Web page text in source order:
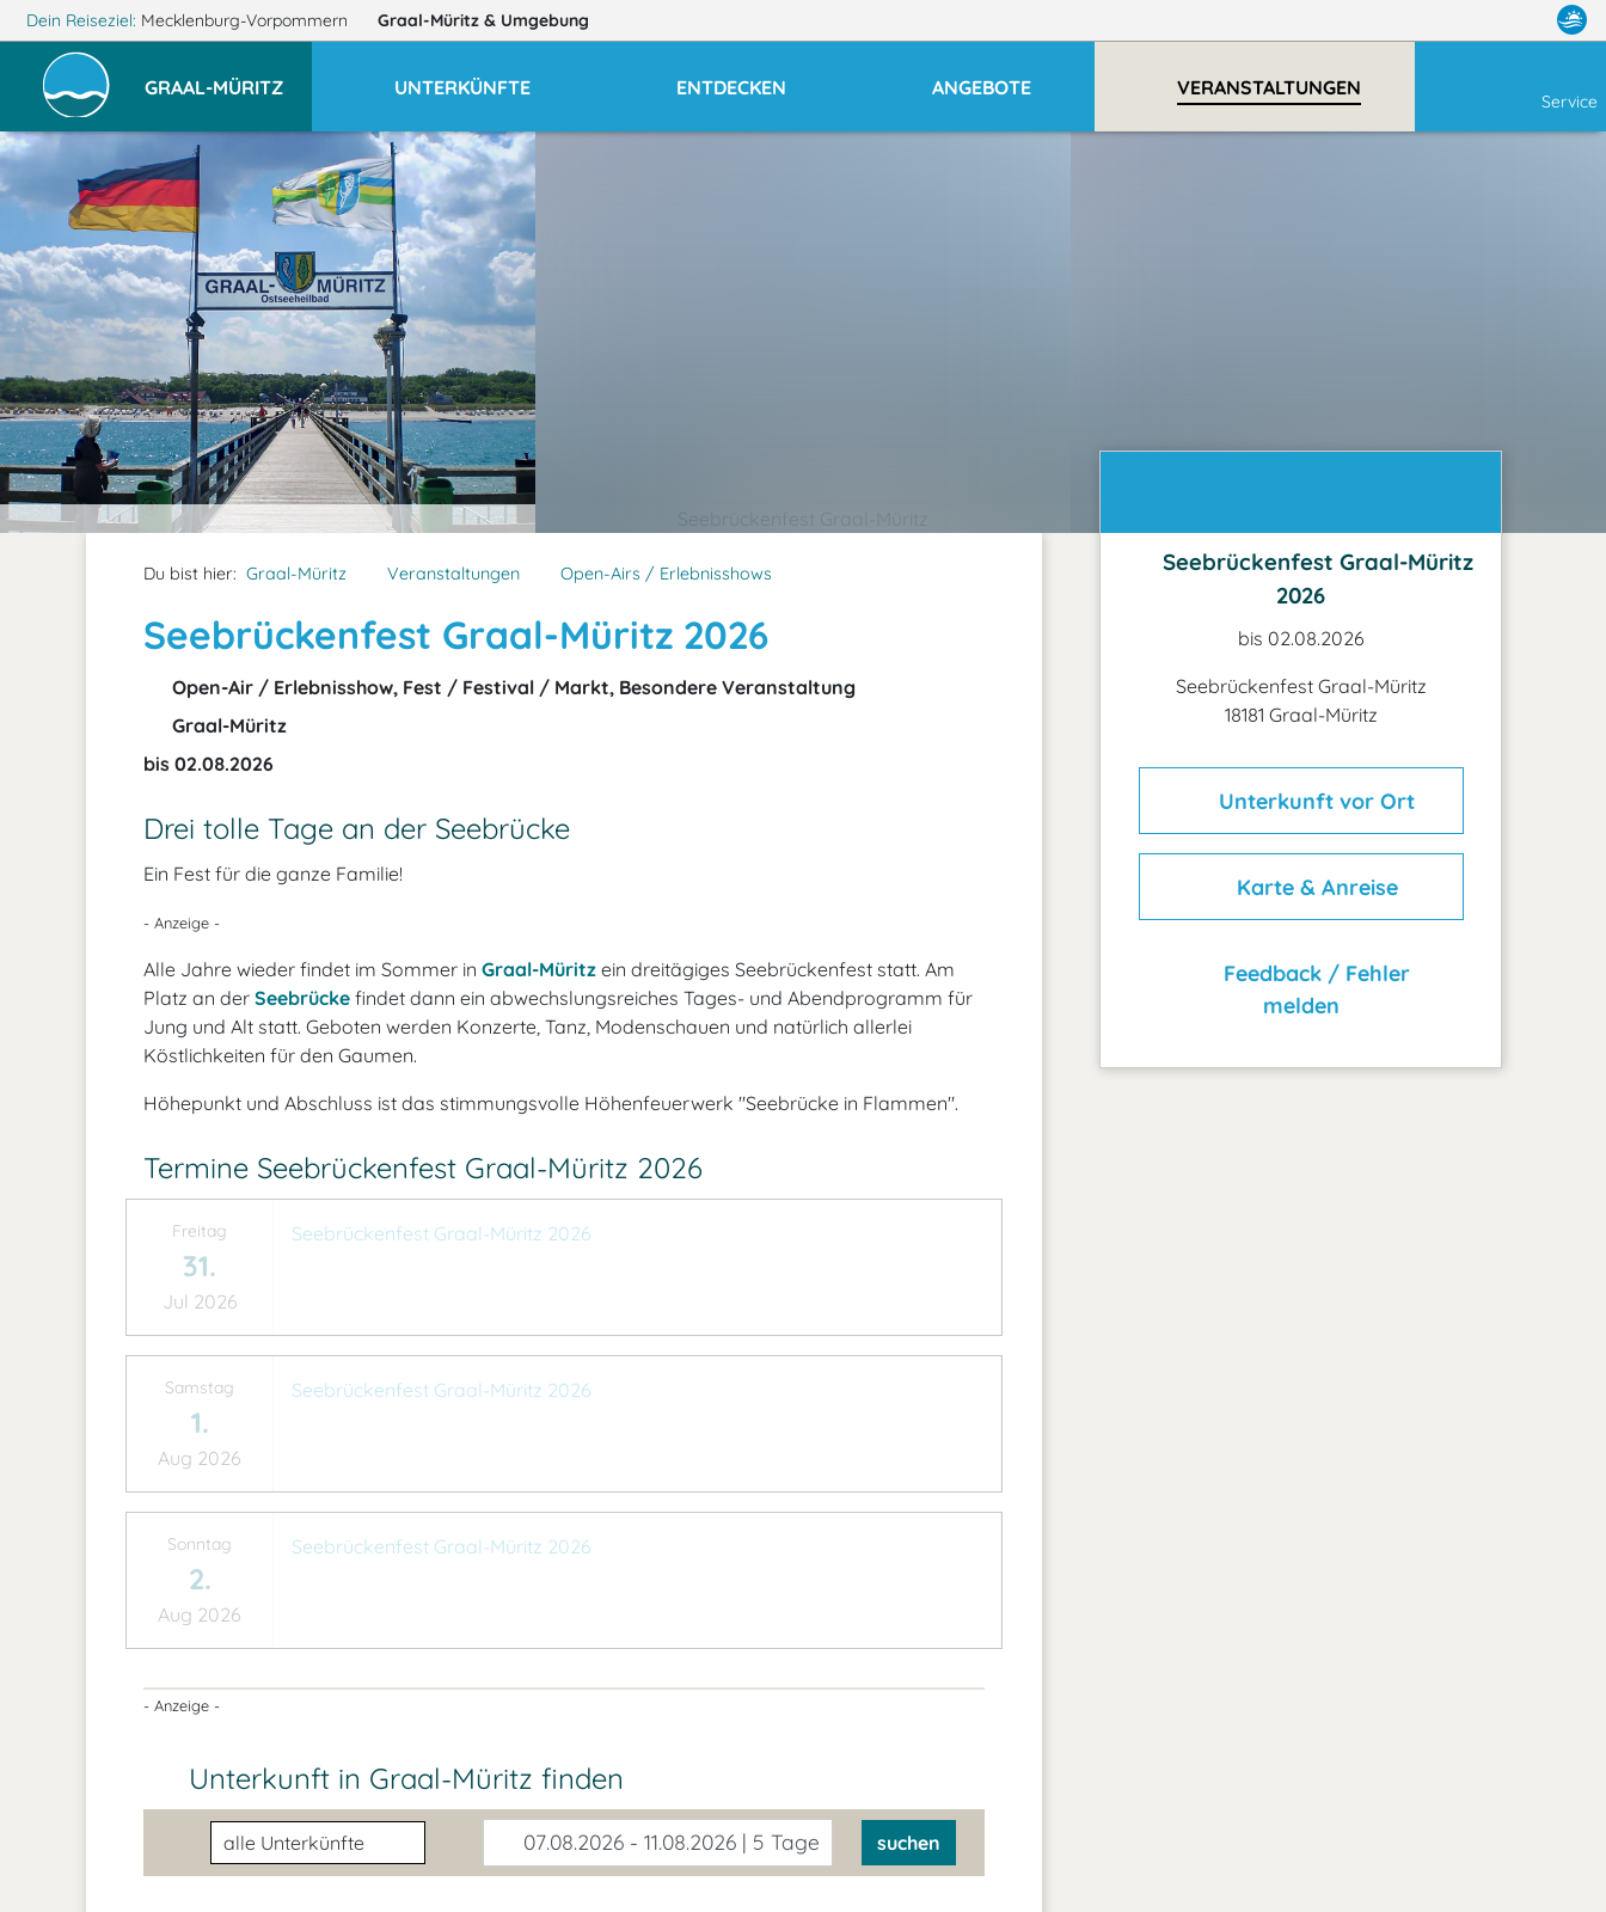
Dein Reiseziel: Mecklenburg-Vorpommern Graal-Müritz & Umgebung
GRAAL-MÜRITZ UNTERKÜNFTE ENTDECKEN ANGEBOTE VERANSTALTUNGEN
Service
Du bist hier: Graal-Müritz Veranstaltungen Open-Airs / Erlebnisshows
Seebrückenfest Graal-Müritz 2026
Open-Air / Erlebnisshow, Fest / Festival / Markt, Besondere Veranstaltung
Graal-Müritz
bis 02.08.2026
Drei tolle Tage an der Seebrücke
Ein Fest für die ganze Familie!
- Anzeige -
Alle Jahre wieder findet im Sommer in Graal-Müritz ein dreitägiges Seebrückenfest statt. Am
Platz an der Seebrücke findet dann ein abwechslungsreiches Tages- und Abendprogramm für
Jung und Alt statt. Geboten werden Konzerte, Tanz, Modenschauen und natürlich allerlei
Köstlichkeiten für den Gaumen.
Höhepunkt und Abschluss ist das stimmungsvolle Höhenfeuerwerk "Seebrücke in Flammen".
Termine Seebrückenfest Graal-Müritz 2026
Freitag
31.
Jul 2026
Seebrückenfest Graal-Müritz 2026
Samstag
1.
Aug 2026
Seebrückenfest Graal-Müritz 2026
Sonntag
2.
Aug 2026
Seebrückenfest Graal-Müritz 2026
- Anzeige -
Unterkunft in Graal-Müritz finden
Unterkunftsart 07.08.2026 - 11.08.2026 | 5 Tage suchen
Seebrückenfest Graal-Müritz
2026
bis 02.08.2026
Seebrückenfest Graal-Müritz
18181 Graal-Müritz
Unterkunft vor Ort
Karte & Anreise
Feedback / Fehler
melden